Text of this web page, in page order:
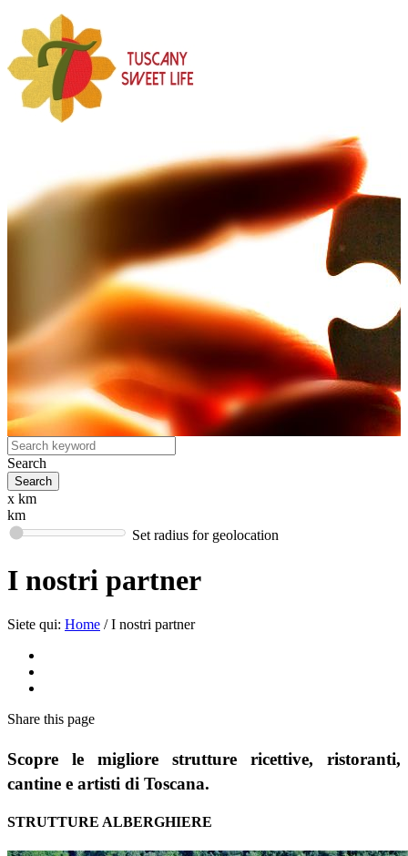
Search
x km
km
Set radius for geolocation
I nostri partner
Siete qui: Home / I nostri partner
Share this page
Scopre le migliore strutture ricettive, ristoranti,
cantine e artisti di Toscana.
STRUTTURE ALBERGHIERE